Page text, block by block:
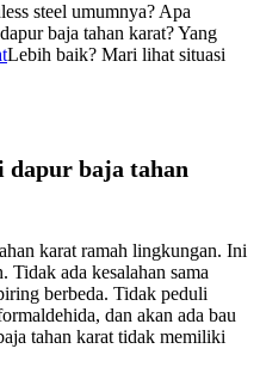
steel umumnya? Apa
baja tahan karat? Yang
Lebih baik? Mari lihat situasi
dapur baja tahan
karat ramah lingkungan. Ini
Tidak ada kesalahan sama
berbeda. Tidak peduli
dan akan ada bau
tahan karat tidak memiliki